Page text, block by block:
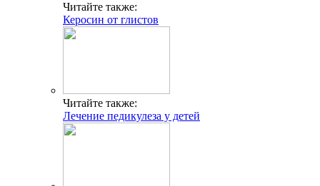
Читайте также:
Керосин от глистов
Читайте также:
Лечение педикулеза у детей